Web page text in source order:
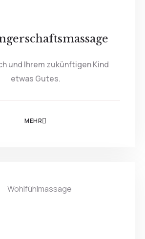
und Ihrem zukünftigen Kind
etwas Gutes.
MEHR